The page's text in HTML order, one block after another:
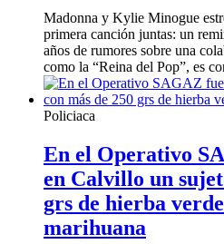
Madonna y Kylie Minogue
primera canción juntas: un
años de rumores sobre una
como la “Reina del Pop”, es
Policiaca
En el Operativo
en Calvillo un
grs de hierba
marihuana